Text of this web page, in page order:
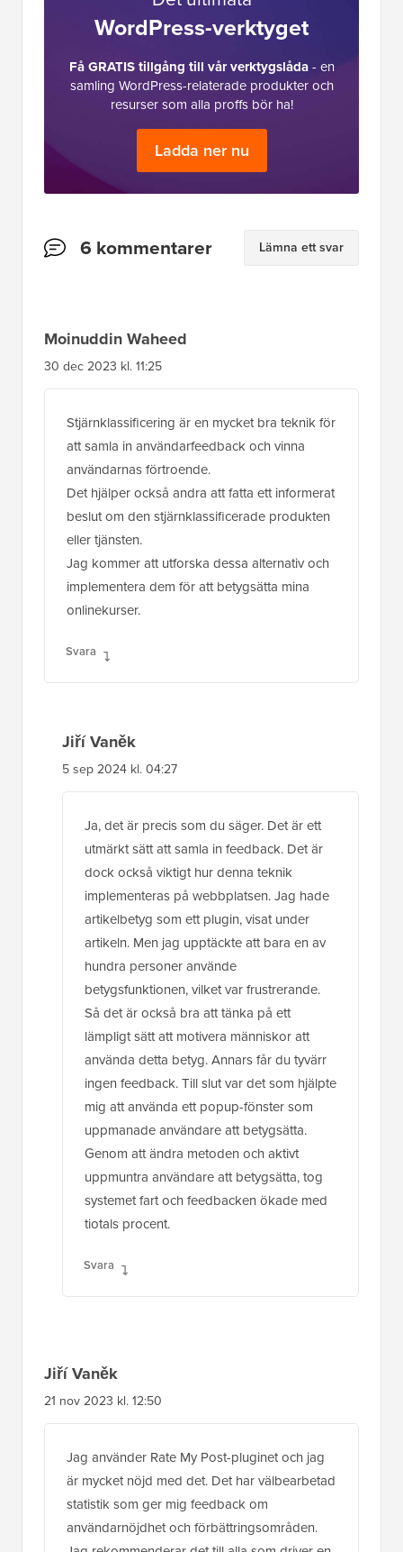
WordPress-verktyget
Få GRATIS tillgång till vår verktygslåda- en
samling WordPress-relaterade produkter och
resurser som alla proffs bör ha!
Ladda ner nu
Läsarnas6 kommentarer Lämna ett svar
Moinuddin Waheed
30 dec 2023 kl. 11:25
Stjärnklassificering är en mycket bra teknik för
att samla in användarfeedback och vinna
användarnas förtroende.
Det hjälper också andra att fatta ett informerat
beslut om den stjärnklassificerade produkten
eller tjänsten.
Jag kommer att utforska dessa alternativ och
implementera dem för att betygsätta mina
onlinekurser.
Svara
Jiří Vaněk
5 sep 2024 kl. 04:27
Ja, det är precis som du säger. Det är ett
utmärkt sätt att samla in feedback. Det är
dock också viktigt hur denna teknik
implementeras på webbplatsen. Jag hade
artikelbetyg som ett plugin, visat under
artikeln. Men jag upptäckte att bara en av
hundra personer använde
betygsfunktionen, vilket var frustrerande.
Så det är också bra att tänka på ett
lämpligt sätt att motivera människor att
använda detta betyg. Annars får du tyvärr
ingen feedback. Till slut var det som hjälpte
mig att använda ett popup-fönster som
uppmanade användare att betygsätta.
Genom att ändra metoden och aktivt
uppmuntra användare att betygsätta, tog
systemet fart och feedbacken ökade med
tiotals procent.
Svara
Jiří Vaněk
21 nov 2023 kl. 12:50
Jag använder Rate My Post-pluginet och jag
är mycket nöjd med det. Det har välbearbetad
statistik som ger mig feedback om
användarnöjdhet och förbättringsområden.